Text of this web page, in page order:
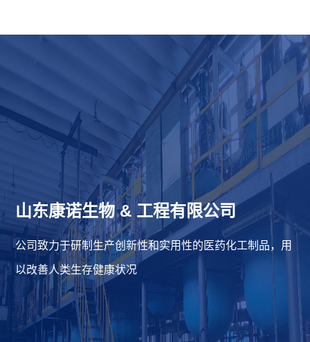
山东康诺生物&工程有限公司
公司致力于研制生产创新性和实用性的医药化工制品，用
以改善人类生存健康状况